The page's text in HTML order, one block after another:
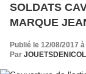
SOLDATS
MARQUE
Publié le 12/08/2017
Par